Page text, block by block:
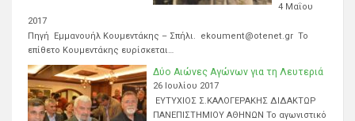
4 Μαΐου
2017
Πηγή Εμμανουήλ Κουμεντάκης – Σπήλι. ekoument@otenet.gr Το
επίθετο Κουμεντάκης ευρίσκεται…
Δύο Αιώνες Αγώνων για τη Λευτεριά
26 Ιουλίου 2017
ΕΥΤΥΧΙΟΣ Σ.ΚΑΛΟΓΕΡΑΚΗΣ ΔΙΔΑΚΤΩΡ
ΠΑΝΕΠΙΣΤΗΜΙΟΥ ΑΘΗΝΩΝ Το αγωνιστικό